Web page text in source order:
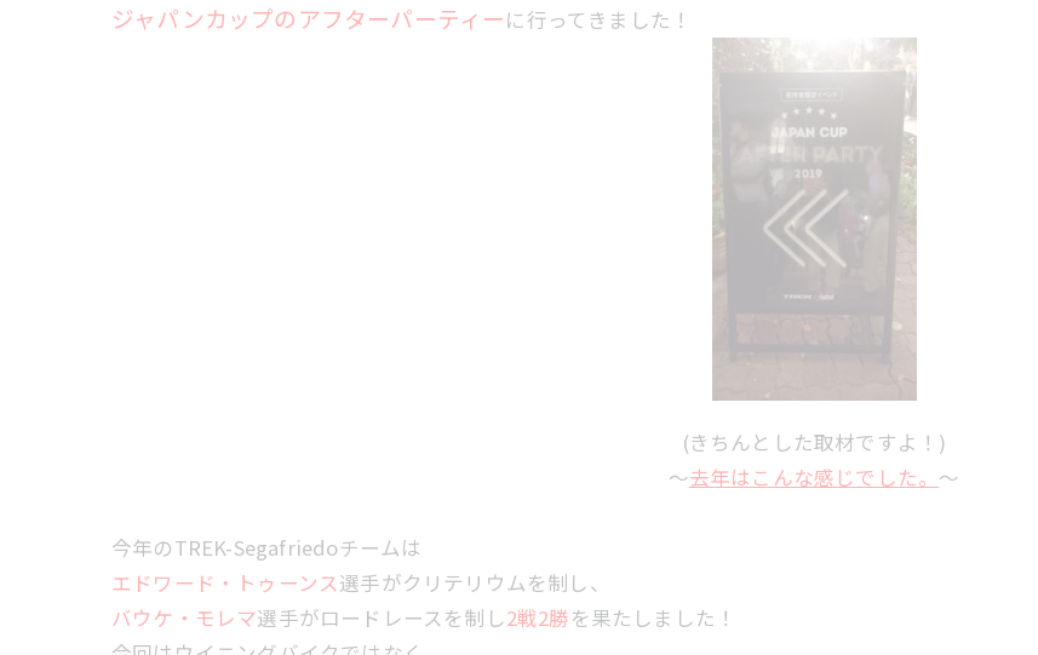
ジャパンカップのアフターパーティーに行ってきました！
(きちんとした取材ですよ！)
～去年はこんな感じでした。 ～
今年のTREK-Segafriedoチームは
エドワード・トゥーンス選手がクリテリウムを制し、
バウケ・モレマ選手がロードレースを制し2戦2勝を果たしました！